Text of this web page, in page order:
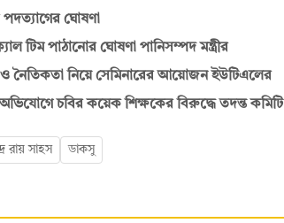
ঘোষণা
টিম পাঠানোর ঘোষণা পানিসম্পদ মন্ত্রীর
ও নৈতিকতা নিয়ে সেমিনারের আয়োজন ইউটিএলের
চবির কয়েক শিক্ষকের বিরুদ্ধে তদন্ত কমিটি
রায় সাহস ডাকসু